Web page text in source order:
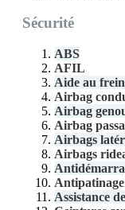
Sécurité
ABS
AFIL
Aide au
Airbag
Airbag
Airbag
Airbags
Airbags
Antipatinage
Assistance